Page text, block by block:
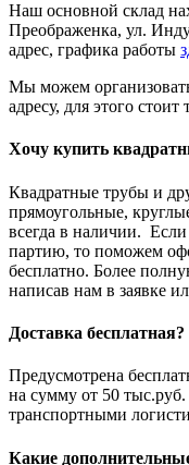
Наш основной склад
Преображенка, ул.
адрес, графика работы
Мы можем
адресу, для этого стоит
Хочу купить
Квадратные трубы и
прямоугольные,
всегда в наличии.
партию, то поможем
бесплатно. Более
написав нам в заявке
Доставка бесплатная?
Предусмотрена
на сумму от 50
транспортными
Какие